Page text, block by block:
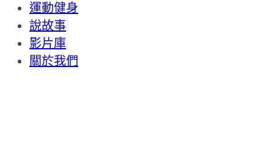
運動健身
說故事
影片庫
關於我們